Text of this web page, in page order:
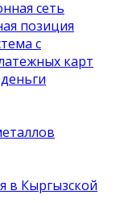
сеть
позиция
с
карт
в Кыргызской